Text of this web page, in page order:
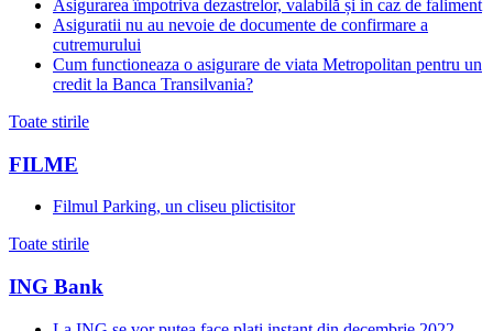
Asigurarea împotriva dezastrelor, valabilă și in caz de faliment
Asiguratii nu au nevoie de documente de confirmare a
cutremurului
Cum functioneaza o asigurare de viata Metropolitan pentru un
credit la Banca Transilvania?
Toate stirile
FILME
Filmul Parking, un cliseu plictisitor
Toate stirile
ING Bank